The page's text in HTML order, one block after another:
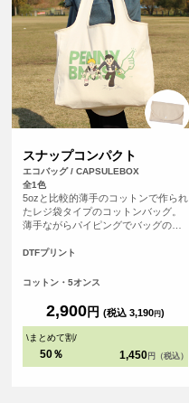
スナップコンパクト
エコバッグ / CAPSULEBOX
全1色
5ozと比較的薄手のコットンで作られ
たレジ袋タイプのコットンバッグ。
薄手ながらパイピングでバッグの縁
った容量がしっかりと収まります。
ベロ部分をくるっと巻いて、ボタン
機能的なエコバッグです。
DTFプリント
コットン・5オンス
2,900円 (税込 3,190円)
\まとめて割/
50％ 1,450 円（税込）